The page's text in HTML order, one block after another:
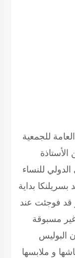
للجمعية
الأستاذة
للنساء
بداية
إلى موفى 02/12/2005 و قد فوجئت عند
مسبوقة
البوليس
و ملابسها